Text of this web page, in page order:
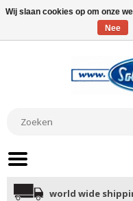
world wide
Wij slaan cookies op om onze
Nee